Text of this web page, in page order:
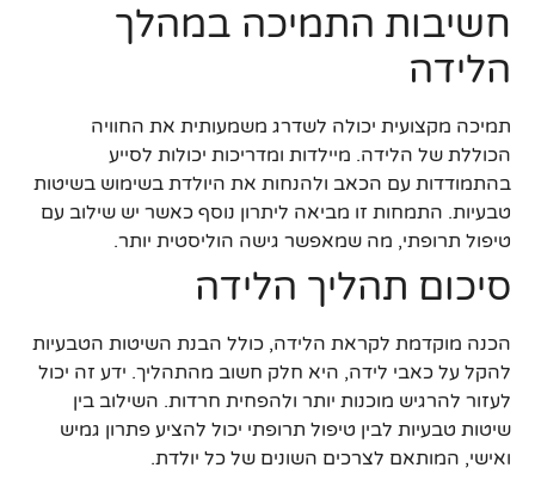
חשיבות התמיכה במהלך
הלידה
תמיכה מקצועית יכולה לשדרג משמעותית את החוויה
הכוללת של הלידה. מיילדות ומדריכות יכולות לסייע
בהתמודדות עם הכאב ולהנחות את היולדת בשימוש בשיטות
טבעיות. התמחות זו מביאה ליתרון נוסף כאשר יש שילוב עם
טיפול תרופתי, מה שמאפשר גישה הוליסטית יותר.
סיכום תהליך הלידה
הכנה מוקדמת לקראת הלידה, כולל הבנת השיטות הטבעיות
להקל על כאבי לידה, היא חלק חשוב מהתהליך. ידע זה יכול
לעזור להרגיש מוכנות יותר ולהפחית חרדות. השילוב בין
שיטות טבעיות לבין טיפול תרופתי יכול להציע פתרון גמיש
ואישי, המותאם לצרכים השונים של כל יולדת.